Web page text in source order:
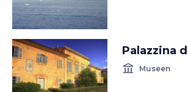
Palazzina
account_balance Museen